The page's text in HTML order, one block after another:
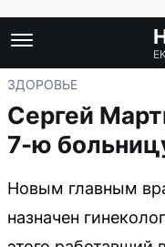
ЗДОРОВЬЕ
Сергей
7-ю
Новым главным
назначен